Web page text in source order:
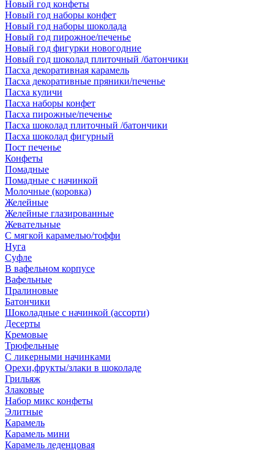
Новый год конфеты
Новый год наборы конфет
Новый год наборы шоколада
Новый год пирожное/печенье
Новый год фигурки новогодние
Новый год шоколад плиточный /батончики
Пасха декоративная карамель
Пасха декоративные пряники/печенье
Пасха куличи
Пасха наборы конфет
Пасха пирожные/печенье
Пасха шоколад плиточный /батончики
Пасха шоколад фигурный
Пост печенье
Конфеты
Помадные
Помадные с начинкой
Молочные (коровка)
Желейные
Желейные глазированные
Жевательные
С мягкой карамелью/тоффи
Нуга
Суфле
В вафельном корпусе
Вафельные
Пралиновые
Батончики
Шоколадные с начинкой (ассорти)
Десерты
Кремовые
Трюфельные
С ликерными начинками
Орехи,фрукты/злаки в шоколаде
Грильяж
Злаковые
Набор микс конфеты
Элитные
Карамель
Карамель мини
Карамель леденцовая